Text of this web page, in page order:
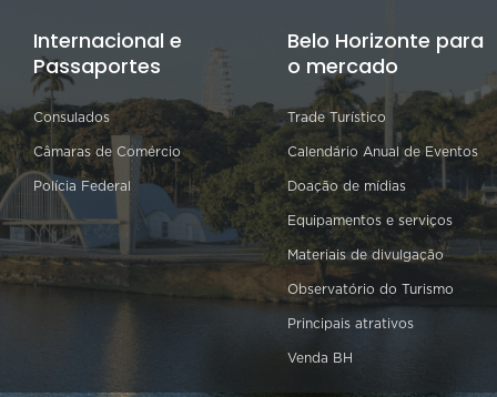
Internacional e
Passaportes
Consulados
Câmaras de Comércio
Polícia Federal
Belo Horizonte para
o mercado
Trade Turístico
Calendário Anual de Eventos
Doação de mídias
Equipamentos e serviços
Materiais de divulgação
Observatório do Turismo
Principais atrativos
Venda BH